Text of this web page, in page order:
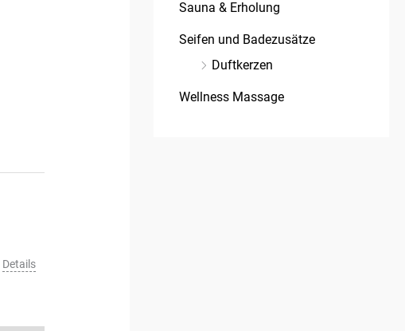
Details
Sauna & Erholung
Seifen und Badezusätze
Duftkerzen
Wellness Massage